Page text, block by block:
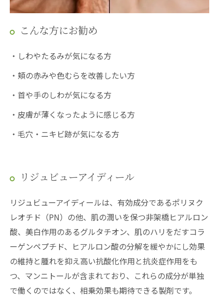
こんな方にお勧め
・しわやたるみが気になる方
・頬の赤みや色むらを改善したい方
・首や手のしわが気になる方
・皮膚が薄くなったように感じる方
・毛穴・ニキビ跡が気になる方
リジュビューアイディール
リジュビューアイディールは、有効成分であるポリヌク
レオチド（PN）の他、肌の潤いを保つ非架橋ヒアルロン
酸、美白作用のあるグルタチオン、肌のハリをだすコラ
ーゲンペプチド、ヒアルロン酸の分解を緩やかにし効果
の維持と腫れを抑え高い抗酸化作用と抗炎症作用をも
つ、マンニトールが含まれており、これらの成分が単独
で働くのではなく、相乗効果も期待できる製剤です。